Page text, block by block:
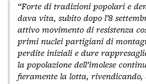
“Forte di tradizioni popolari e
dava vita, subito dopo l’8
attivo movimento di resistenza
primi nuclei partigiani di
perdite iniziali e dure
la popolazione dell’imolese
fieramente la lotta, rivendicando,